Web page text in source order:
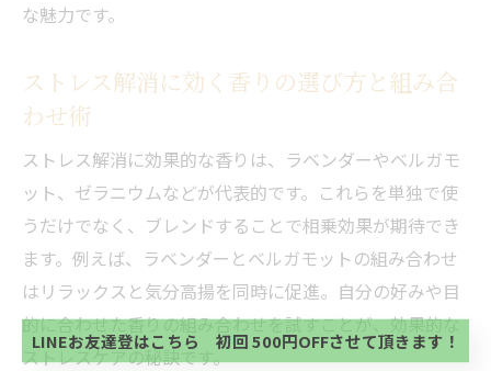
な魅力です。
ストレス解消に効く香りの選び方と組み合
わせ術
ストレス解消に効果的な香りは、ラベンダーやベルガモ
ット、ゼラニウムなどが代表的です。これらを単独で使
うだけでなく、ブレンドすることで相乗効果が期待でき
ます。例えば、ラベンダーとベルガモットの組み合わせ
はリラックスと気分高揚を同時に促進。自分の好みや目
的に合わせた香りの組み合わせを試すことが、効果的な
ストレスケアの秘訣です。
当サロンの公式LINE@にお友達登録頂いたお客様は
初回 500円OFFさせて頂きます。 既に 追加済の
方、不必要な方 お手数ですが、✖印でお閉じ下さ
い。
当サロンの公式LINE@にお友達登録頂いたお客様は
初回 500円OFFさせて頂きます。 既に 追加済の
方、不必要な方 お手数ですが、✖印でお閉じ下さ
い。
LINEお友達登はこちら 初回 500円OFFさせて頂きます！